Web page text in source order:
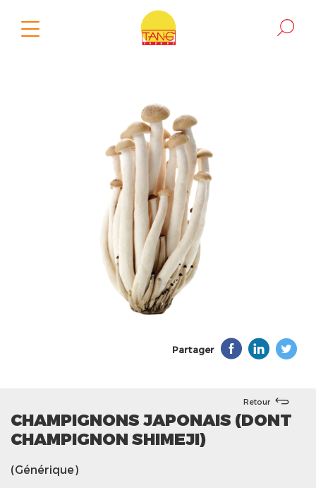
Partager
Retour
CHAMPIGNONS JAPONAIS (DONT
CHAMPIGNON SHIMEJI)
(Générique)